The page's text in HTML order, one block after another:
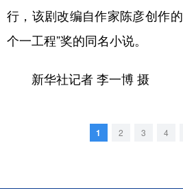
行，该剧改编自作家陈彦创作
个一工程”奖的同名小说。
新华社记者 李一博 摄
1 2 3 4